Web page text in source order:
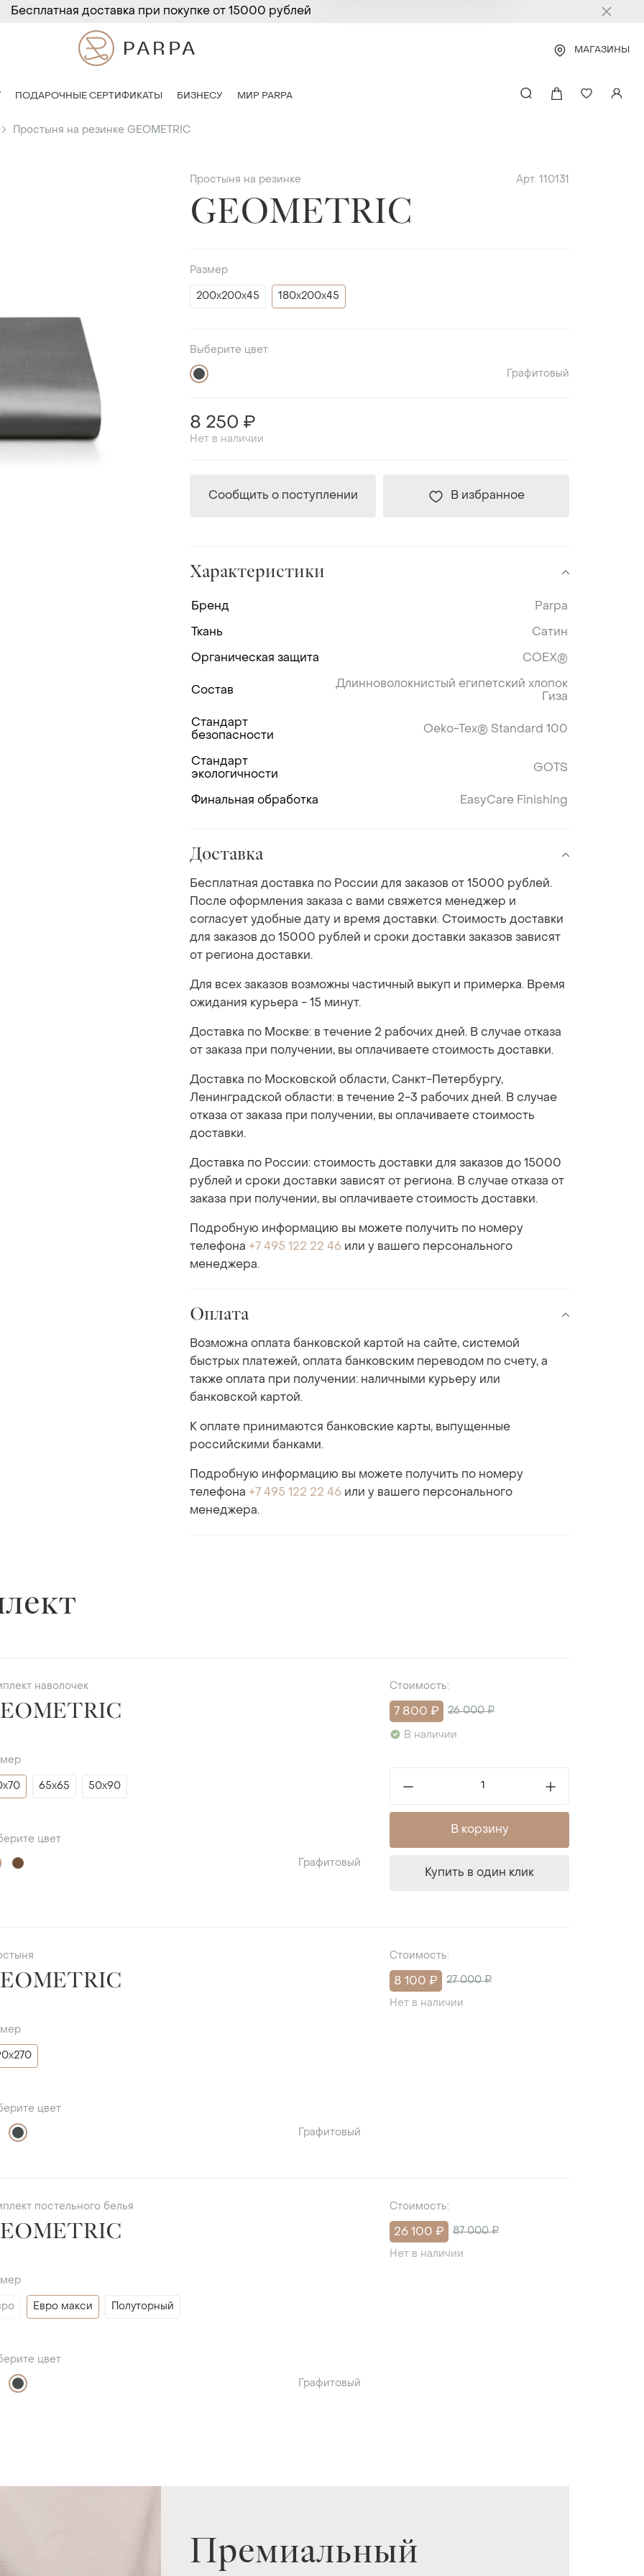
Бесплатная доставка при покупке от 15000 рублей
МАГАЗИНЫ
ПОДАРОЧНЫЕ СЕРТИФИКАТЫ БИЗНЕСУ МИР PARPA
Простыня на резинке GEOMETRIC
Простыня на резинке Арт. 110131
GEOMETRIC
Размер
200х200х45 180х200х45
Выберите цвет
Графитовый
8 250 ₽
Нет в наличии
Сообщить о поступлении В избранное
Характеристики
Бренд Parpa
Ткань Сатин
Органическая защита COEX®
Состав
Длинноволокнистый египетский хлопок
Гиза
Стандарт
безопасности
Oeko-Tex® Standard 100
Стандарт
экологичности
GOTS
Финальная обработка EasyCare Finishing
Доставка
Бесплатная доставка по России для заказов от 15000 рублей.
После оформления заказа с вами свяжется менеджер и
согласует удобные дату и время доставки. Стоимость доставки
для заказов до 15000 рублей и сроки доставки заказов зависят
от региона доставки.
Для всех заказов возможны частичный выкуп и примерка. Время
ожидания курьера - 15 минут.
Доставка по Москве: в течение 2 рабочих дней. В случае отказа
от заказа при получении, вы оплачиваете стоимость доставки.
Доставка по Московской области, Санкт-Петербургу,
Ленинградской области: в течение 2-3 рабочих дней. В случае
отказа от заказа при получении, вы оплачиваете стоимость
доставки.
Доставка по России: стоимость доставки для заказов до 15000
рублей и сроки доставки зависят от региона. В случае отказа от
заказа при получении, вы оплачиваете стоимость доставки.
Подробную информацию вы можете получить по номеру
телефона +7 495 122 22 46 или у вашего персонального
менеджера.
Оплата
Возможна оплата банковской картой на сайте, системой
быстрых платежей, оплата банковским переводом по счету, а
также оплата при получении: наличными курьеру или
банковской картой.
К оплате принимаются банковские карты, выпущенные
российскими банками.
Подробную информацию вы можете получить по номеру
телефона +7 495 122 22 46 или у вашего персонального
менеджера.
наволочек
65х65 50х90
цвет
Графитовый
Стоимость:
7 800 ₽ 26 000 ₽
В наличии
В корзину
Купить в один клик
цвет
Графитовый
Стоимость:
8 100 ₽ 27 000 ₽
Нет в наличии
постельного белья
Евро макси Полуторный
цвет
Графитовый
Стоимость:
26 100 ₽ 87 000 ₽
Нет в наличии
Премиальный